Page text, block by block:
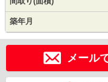
築年月
メール